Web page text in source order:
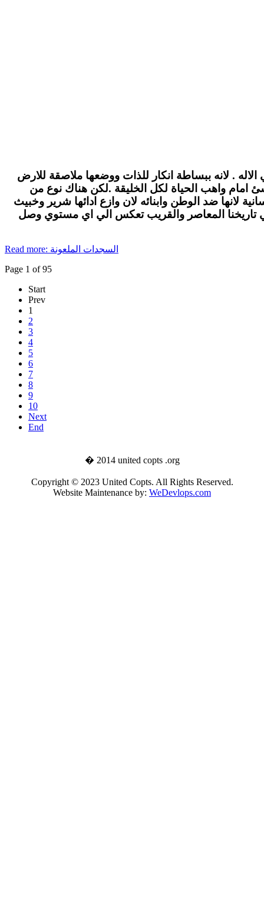
. لانه ببساطة انكار للذات ووضعها ملاصقة للارض
امام واهب الحياة لكل الخليقة .لكن هناك نوع من
لانها ضد الوطن وابنائه لان وازع ادائها شرير وخبيث
تاريخنا المعاصر والقريب تعكس الي اي مستوي وصل
Read more: السجدات الملعونة
Page 1 of 95
Start
Prev
1
2
3
4
5
6
7
8
9
10
Next
End
� 2014 united copts .org
Copyright © 2023 United Copts. All Rights Reserved.
Website Maintenance by: WeDevlops.com